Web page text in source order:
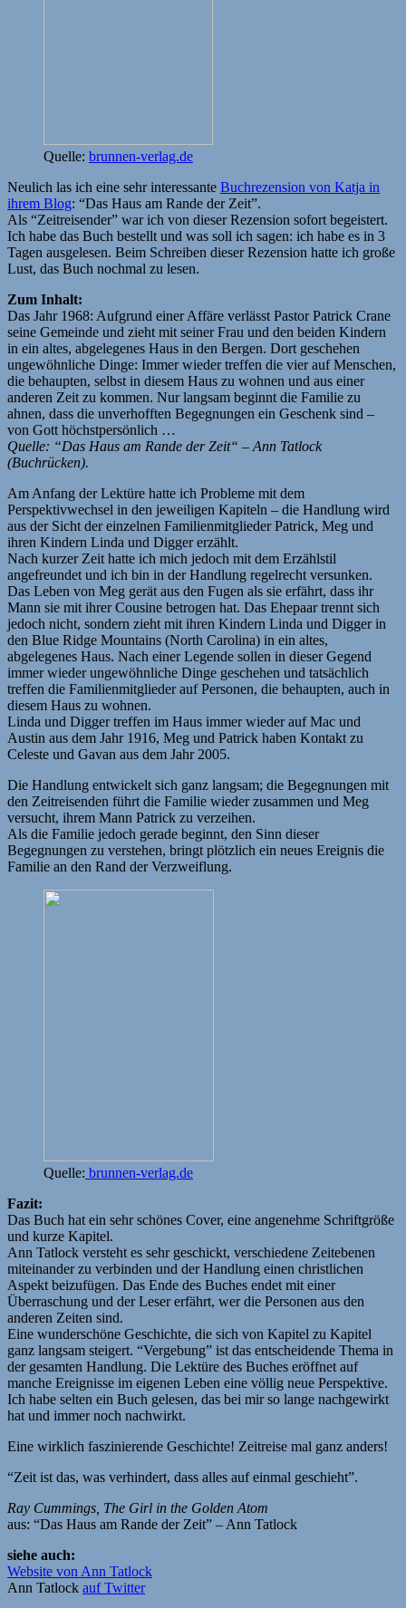
Quelle: brunnen-verlag.de
Neulich las ich eine sehr interessante Buchrezension von Katja in
ihrem Blog: “Das Haus am Rande der Zeit”.
Als “Zeitreisender” war ich von dieser Rezension sofort begeistert.
Ich habe das Buch bestellt und was soll ich sagen: ich habe es in 3
Tagen ausgelesen. Beim Schreiben dieser Rezension hatte ich große
Lust, das Buch nochmal zu lesen.
Zum Inhalt:
Das Jahr 1968: Aufgrund einer Affäre verlässt Pastor Patrick Crane
seine Gemeinde und zieht mit seiner Frau und den beiden Kindern
in ein altes, abgelegenes Haus in den Bergen. Dort geschehen
ungewöhnliche Dinge: Immer wieder treffen die vier auf Menschen,
die behaupten, selbst in diesem Haus zu wohnen und aus einer
anderen Zeit zu kommen. Nur langsam beginnt die Familie zu
ahnen, dass die unverhofften Begegnungen ein Geschenk sind –
von Gott höchstpersönlich …
Quelle: “Das Haus am Rande der Zeit“ – Ann Tatlock
(Buchrücken).
Am Anfang der Lektüre hatte ich Probleme mit dem
Perspektivwechsel in den jeweiligen Kapiteln – die Handlung wird
aus der Sicht der einzelnen Familienmitglieder Patrick, Meg und
ihren Kindern Linda und Digger erzählt.
Nach kurzer Zeit hatte ich mich jedoch mit dem Erzählstil
angefreundet und ich bin in der Handlung regelrecht versunken.
Das Leben von Meg gerät aus den Fugen als sie erfährt, dass ihr
Mann sie mit ihrer Cousine betrogen hat. Das Ehepaar trennt sich
jedoch nicht, sondern zieht mit ihren Kindern Linda und Digger in
den Blue Ridge Mountains (North Carolina) in ein altes,
abgelegenes Haus. Nach einer Legende sollen in dieser Gegend
immer wieder ungewöhnliche Dinge geschehen und tatsächlich
treffen die Familienmitglieder auf Personen, die behaupten, auch in
diesem Haus zu wohnen.
Linda und Digger treffen im Haus immer wieder auf Mac und
Austin aus dem Jahr 1916, Meg und Patrick haben Kontakt zu
Celeste und Gavan aus dem Jahr 2005.
Die Handlung entwickelt sich ganz langsam; die Begegnungen mit
den Zeitreisenden führt die Familie wieder zusammen und Meg
versucht, ihrem Mann Patrick zu verzeihen.
Als die Familie jedoch gerade beginnt, den Sinn dieser
Begegnungen zu verstehen, bringt plötzlich ein neues Ereignis die
Familie an den Rand der Verzweiflung.
Quelle: brunnen-verlag.de
Fazit:
Das Buch hat ein sehr schönes Cover, eine angenehme Schriftgröße
und kurze Kapitel.
Ann Tatlock versteht es sehr geschickt, verschiedene Zeitebenen
miteinander zu verbinden und der Handlung einen christlichen
Aspekt beizufügen. Das Ende des Buches endet mit einer
Überraschung und der Leser erfährt, wer die Personen aus den
anderen Zeiten sind.
Eine wunderschöne Geschichte, die sich von Kapitel zu Kapitel
ganz langsam steigert. “Vergebung” ist das entscheidende Thema in
der gesamten Handlung. Die Lektüre des Buches eröffnet auf
manche Ereignisse im eigenen Leben eine völlig neue Perspektive.
Ich habe selten ein Buch gelesen, das bei mir so lange nachgewirkt
hat und immer noch nachwirkt.
Eine wirklich faszinierende Geschichte! Zeitreise mal ganz anders!
“Zeit ist das, was verhindert, dass alles auf einmal geschieht”.
Ray Cummings, The Girl in the Golden Atom
aus: “Das Haus am Rande der Zeit” – Ann Tatlock
siehe auch:
Website von Ann Tatlock
Ann Tatlock auf Twitter